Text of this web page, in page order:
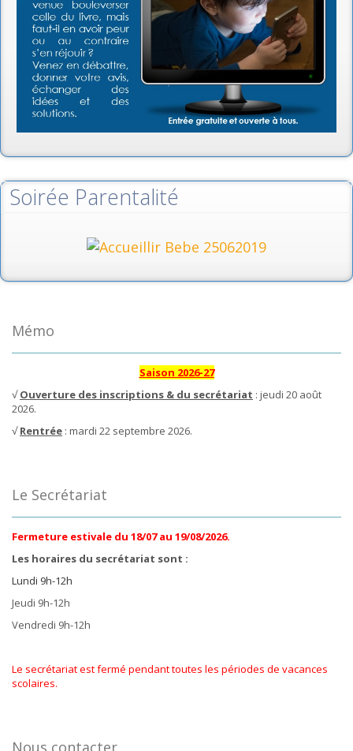
Soirée Parentalité
Mémo
Saison 2026-27
√Ouverture des inscriptions & du secrétariat : jeudi 20 août
2026.
√Rentrée : mardi 22 septembre 2026.
Le Secrétariat
Fermeture estivale du 18/07 au 19/08/2026.
Les horaires du secrétariat sont :
Lundi 9h-12h
Jeudi 9h-12h
Vendredi 9h-12h
Le secrétariat est fermé pendant toutes les périodes de vacances
scolaires.